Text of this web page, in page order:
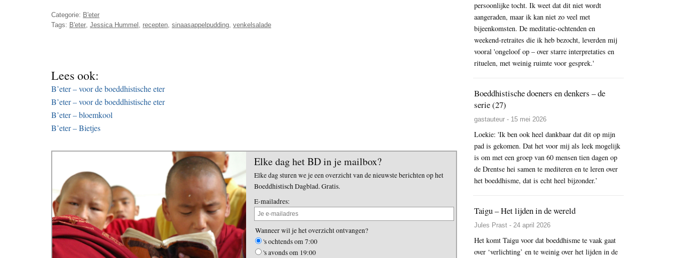
Categorie: B'eter
Tags: B'eter, Jessica Hummel , recepten, sinaasappelpudding, venkelsalade
Lees ook:
B’eter – voor de boeddhistische eter
B’eter – voor de boeddhistische eter
B’eter – bloemkool
B’eter – Bietjes
Elke dag het BD in je mailbox?
Elke dag sturen we je een overzicht van de nieuwste berichten op het
Boeddhistisch Dagblad. Gratis.
E-mailadres:
Wanneer wil je het overzicht ontvangen?
's ochtends om 7:00
's avonds om 19:00
persoonlijke tocht. Ik weet dat dit niet wordt
aangeraden, maar ik kan niet zo veel met
bijeenkomsten. De meditatie-ochtenden en
weekend-retraites die ik heb bezocht, leverden mij
vooral 'ongeloof op – over starre interpretaties en
rituelen, met weinig ruimte voor gesprek.'
Boeddhistische doeners en denkers – de
serie (27)
gastauteur - 15 mei 2026
Loekie: 'Ik ben ook heel dankbaar dat dit op mijn
pad is gekomen. Dat het voor mij als leek mogelijk
is om met een groep van 60 mensen tien dagen op
de Drentse hei samen te mediteren en te leren over
het boeddhisme, dat is echt heel bijzonder.’
Taigu – Het lijden in de wereld
Jules Prast - 24 april 2026
Het komt Taigu voor dat boeddhisme te vaak gaat
over ‘verlichting’ en te weinig over het lijden in de